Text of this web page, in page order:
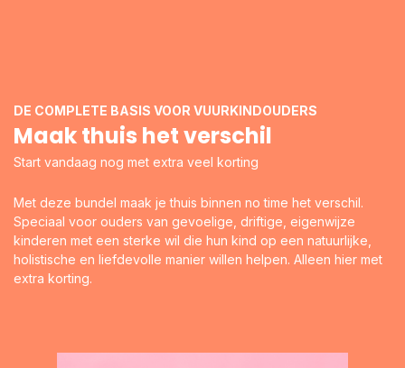
DE COMPLETE BASIS VOOR VUURKINDOUDERS
Maak thuis het verschil
Start vandaag nog met extra veel korting
Met deze bundel maak je thuis binnen no time het verschil.
Speciaal voor ouders van gevoelige, driftige, eigenwijze
kinderen met een sterke wil die hun kind op een natuurlijke,
holistische en liefdevolle manier willen helpen. Alleen hier met
extra korting.